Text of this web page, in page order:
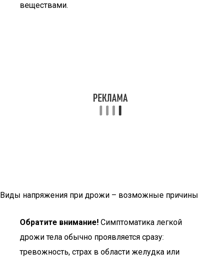
веществами.
Виды напряжения при дрожи – возможные причины
Обратите внимание! Симптоматика легкой
дрожи тела обычно проявляется сразу:
тревожность, страх в области желудка или